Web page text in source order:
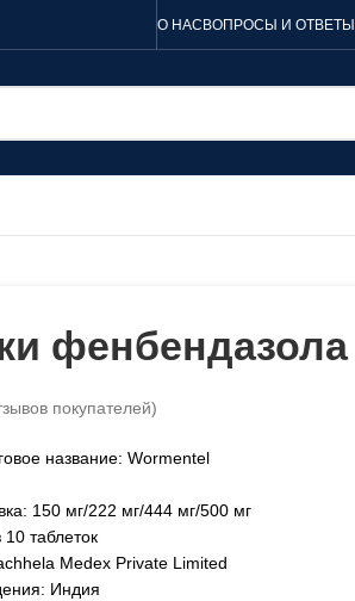
О НАСВОПРОСЫ И ОТВЕТЫ
фенбендазола
покупателей)
название: Wormentel
150 мг/222 мг/444 мг/500 мг
10 таблеток
Medex Private Limited
Индия